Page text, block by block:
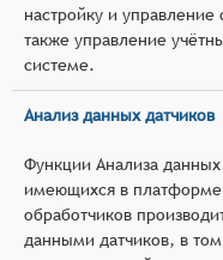
настройку и
также управление
системе.
Анализ данных датчиков
Функции Анализа
имеющихся в
обработчиков
данными датчиков, в том